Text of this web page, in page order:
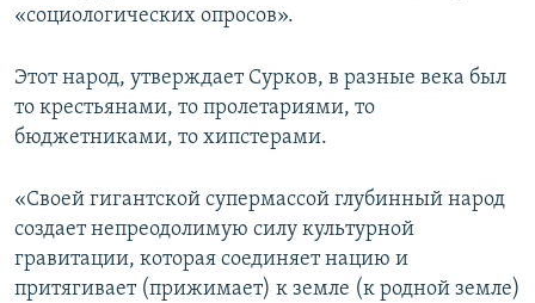
«социологических опросов».
Этот народ, утверждает Сурков, в разные века был
то крестьянами, то пролетариями, то
бюджетниками, то хипстерами.
«Своей гигантской супермассой глубинный народ
создает непреодолимую силу культурной
гравитации, которая соединяет нацию и
притягивает (прижимает) к земле (к родной земле)